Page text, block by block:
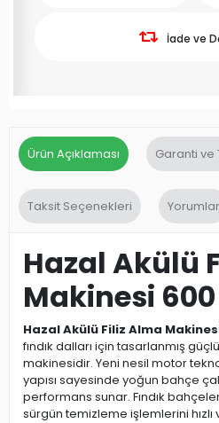
İade ve
Ürün Açıklaması Garanti ve
Taksit Seçenekleri Yorumlar
Hazal Akülü
Makinesi
Hazal Akülü Filiz Alma
fındık dalları için tasarlanmış
makinesidir. Yeni nesil motor
yapısı sayesinde yoğun bahçe
performans sunar. Fındık
sürgün temizleme işlemlerini